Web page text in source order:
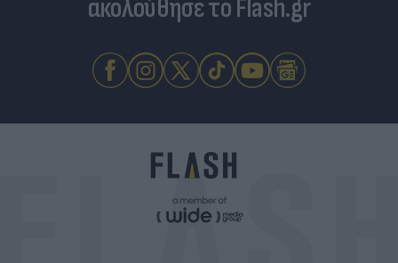
ακολούθησε το Flash.gr